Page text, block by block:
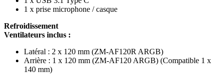
1 x prise microphone / casque
Refroidissement
Ventilateurs inclus :
Latéral : 2 x 120 mm (ZM-AF120R ARGB)
Arrière : 1 x 120 mm (ZM-AF120 ARGB) (Compatible 1 x
140 mm)